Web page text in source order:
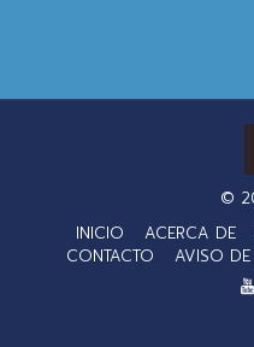
©
INICIO
ACERCA DE
CONTACTO
AVISO DE